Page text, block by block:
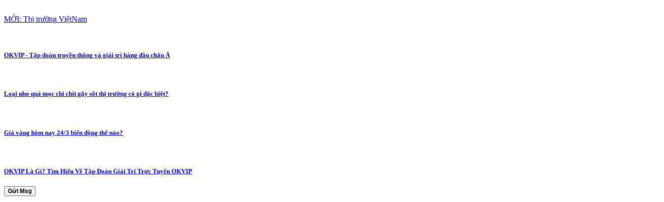
MỚI: Thị trường ViệtNam
OKVIP - Tập đoàn truyền thông và giải trí hàng đầu châu Á
Loại nho quả mọc chi chít gây sốt thị trường có gì đặc biệt?
Giá vàng hôm nay 24/3 biến động thế nào?
OKVIP Là Gì? Tìm Hiểu Về Tập Đoàn Giải Trí Trực Tuyến OKVIP
Gửi Msg